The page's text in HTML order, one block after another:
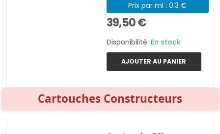
Prix par ml : 0.3 €
39,50 €
Disponibilité: En stock
AJOUTER AU PANIER
Cartouches Constructeurs